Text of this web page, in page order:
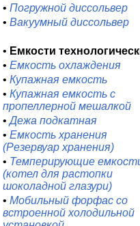
• Погружной диссольвер
• Вакуумный диссольвер
• Емкости
• Емкость охлаждения
• Купажная емкость
• Купажная емкость с
пропеллерной мешалкой
•Дежа подкатная
• Емкость хранения
(Резервуар хранения)
• Темперирующие
(котел для растопки
шоколадной глазури)
• Мобильный форфас со
встроенной холодильной